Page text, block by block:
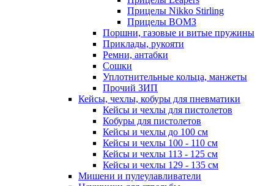
Прицелы Nikko Stirling
Прицелы ВОМЗ
Поршни, газовые и витые пружины
Приклады, рукояти
Ремни, антабки
Сошки
Уплотнительные кольца, манжеты
Прочий ЗИП
Кейсы, чехлы, кобуры для пневматики
Кейсы и чехлы для пистолетов
Кобуры для пистолетов
Кейсы и чехлы до 100 см
Кейсы и чехлы 100 - 110 см
Кейсы и чехлы 113 - 125 см
Кейсы и чехлы 129 - 135 см
Мишени и пулеулавливатели